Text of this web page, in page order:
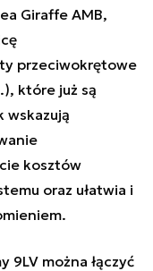
Giraffe AMB,
przeciwokrętowe
które już są
wskazują
kosztów
oraz ułatwia i
9LV można łączyć